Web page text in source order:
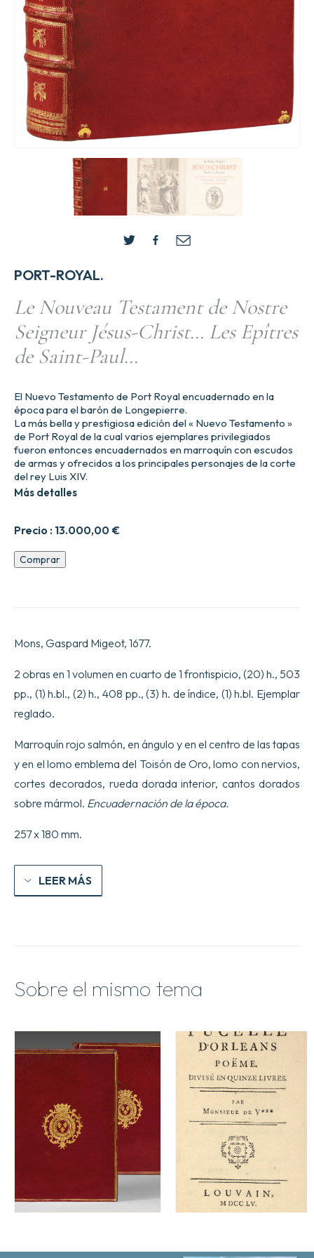
PORT-ROYAL.
Le Nouveau Testament de Nostre
Seigneur Jésus-Christ… Les Epîtres
de Saint-Paul…
Precio : 13.000,00 €
El Nuevo Testamento de Port Royal encuadernado en la
época para el barón de Longepierre.
La más bella y prestigiosa edición del « Nuevo Testamento »
de Port Royal de la cual varios ejemplares privilegiados
fueron entonces encuadernados en marroquín con escudos
de armas y ofrecidos a los principales personajes de la corte
del rey Luis XIV.
Más detalles
El
Nuevo
Las
de
Pablo…
cantidad
Comprar
Mons, Gaspard Migeot, 1677.
2 obras en 1 volumen en cuarto de 1 frontispicio, (20) h., 503
pp., (1) h.bl., (2) h., 408 pp., (3) h. de índice, (1) h.bl. Ejemplar
reglado.
Marroquín rojo salmón, en ángulo y en el centro de las tapas
y en el lomo emblema del Toisón de Oro, lomo con nervios,
cortes decorados, rueda dorada interior, cantos dorados
sobre mármol. Encuadernación de la época.
257 x 180 mm.
LEER MÁS
Sobre el mismo tema